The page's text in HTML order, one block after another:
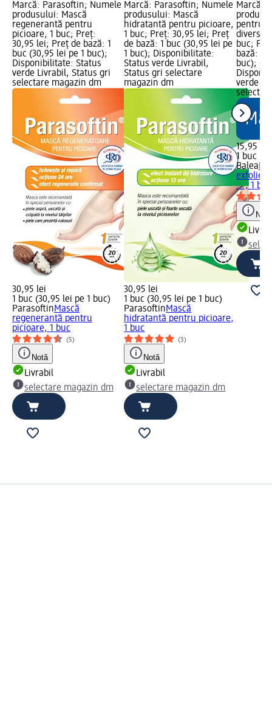
Marcă: Parasoftin; Numele
produsului: Mască
regenerantă pentru
picioare, 1 buc; Preț:
30,95 lei; Preț de bază: 1
buc (30,95 lei pe 1 buc);
Disponibilitate: Status
verde Livrabil, Status gri
selectare magazin dm
30,95 lei
1 buc (30,95 lei pe 1 buc)
ParasoftinMască
regenerantă pentru
picioare, 1 buc
(5)
Notă
Livrabil
selectare magazin dm
Marcă: Parasoftin; Numele
produsului: Mască
hidratantă pentru picioare,
1 buc; Preț: 30,95 lei; Preț
de bază: 1 buc (30,95 lei pe
1 buc); Disponibilitate:
Status verde Livrabil,
Status gri selectare
magazin dm
30,95 lei
1 buc (30,95 lei pe 1 buc)
ParasoftinMască
hidratantă pentru picioare,
1 buc
(3)
Notă
Livrabil
selectare magazin dm
Marcă:
pentru
diverse
buc;
bază: 1
buc);
verde
15,95 lei
1 buc
Balea
..., 1 buc
Notă